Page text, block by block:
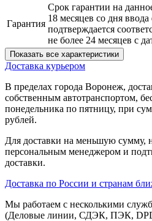
Гарантия
Срок гарантии на
18 месяцев со дня
подтверждается
не более 24 месяцев с
Показать все характеристики
Доставка курьером
В пределах города Воронеж,
собственным автотранспортом,
понедельника по пятницу, при
рублей.
Для доставки на меньшую сумму,
персональным менеджером и
доставки.
Доставка по России и странам
Мы работаем с несколькими
(Деловые линии, СДЭК, ПЭК,